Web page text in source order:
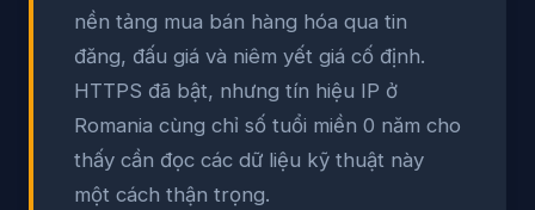
nền tảng mua bán hàng hóa qua tin
đăng, đấu giá và niêm yết giá cố định.
HTTPS đã bật, nhưng tín hiệu IP ở
Romania cùng chỉ số tuổi miền 0 năm cho
thấy cần đọc các dữ liệu kỹ thuật này
một cách thận trọng.